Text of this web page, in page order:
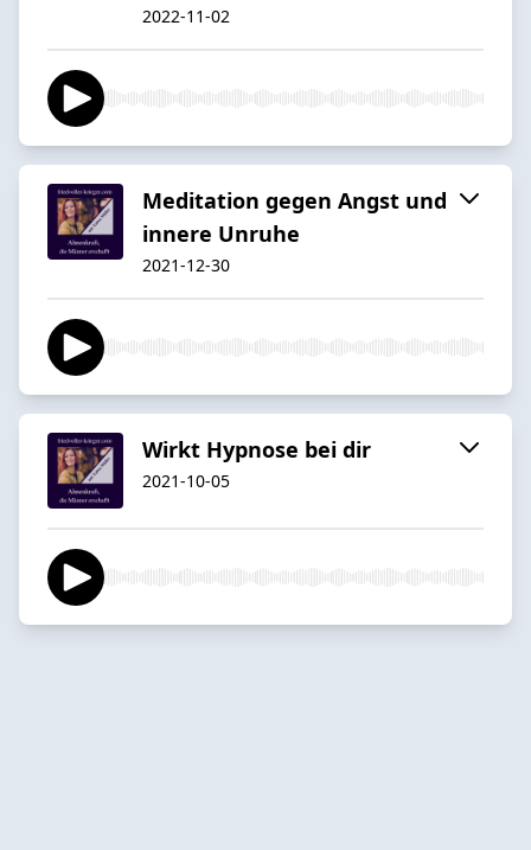
2022-11-02
Meditation gegen Angst und
innere Unruhe
2021-12-30
Wirkt Hypnose bei dir
2021-10-05